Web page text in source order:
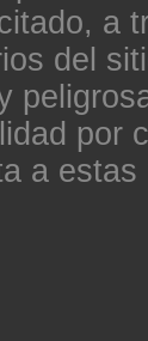
a
del
por
a estas